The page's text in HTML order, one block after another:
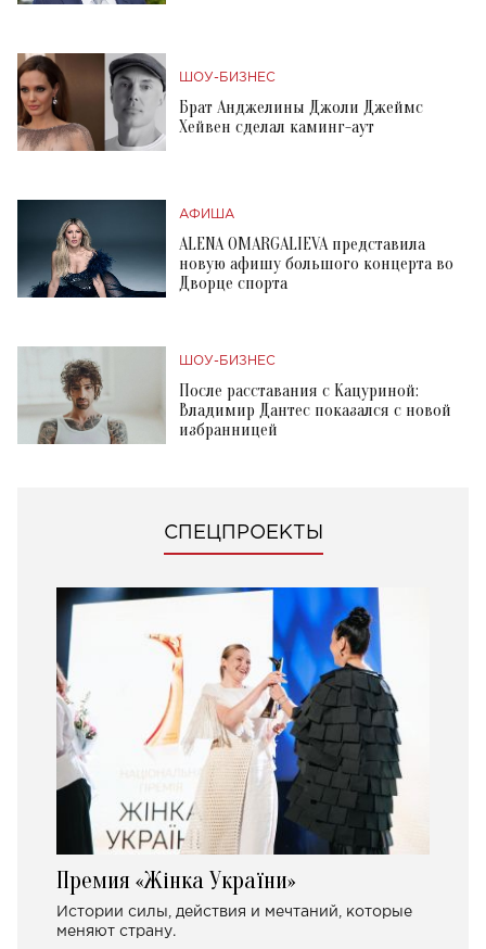
ШОУ-БИЗНЕС
Брат Анджелины Джоли Джеймс
Хейвен сделал каминг-аут
АФИША
ALENA OMARGALIEVA представила
новую афишу большого концерта во
Дворце спорта
ШОУ-БИЗНЕС
После расставания с Кацуриной:
Владимир Дантес показался с новой
избранницей
СПЕЦПРОЕКТЫ
Премия «Жінка України»
Истории силы, действия и мечтаний, которые
меняют страну.